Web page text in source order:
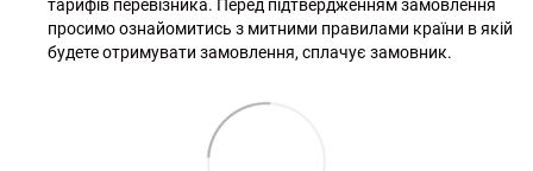
тарифів перевізника. Перед підтвердженням замовлення
просимо ознайомитись з митними правилами країни в якій
будете отримувати замовлення, сплачує замовник.